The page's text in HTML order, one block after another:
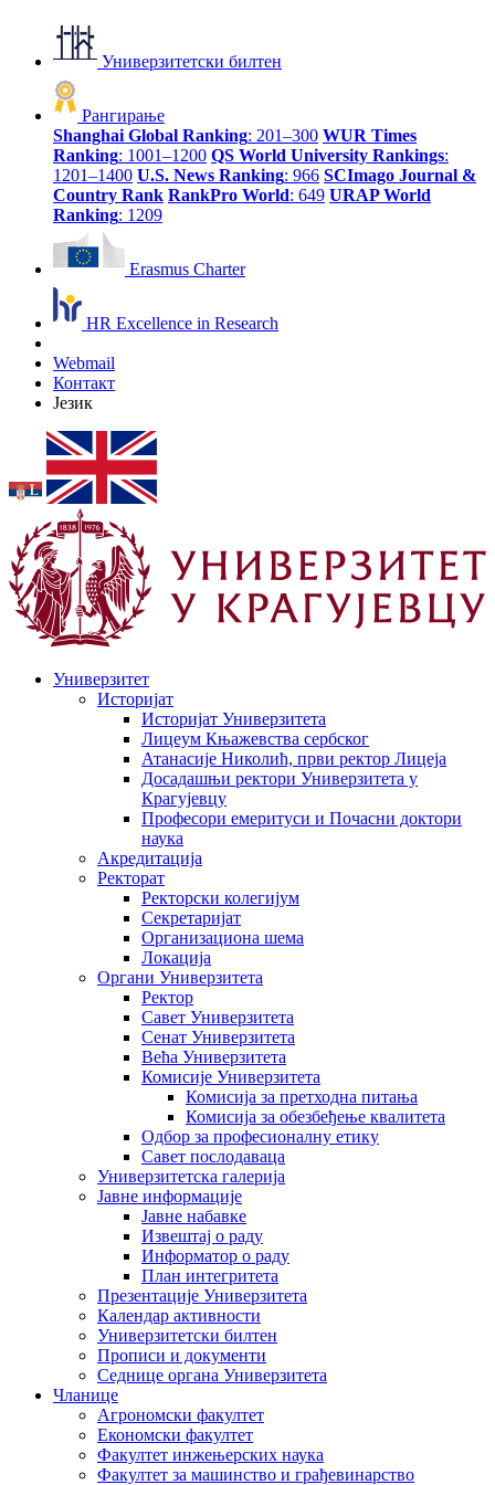
Универзитетски билтен
Рангирање
Shanghai Global Ranking: 201–300 WUR Times
Ranking: 1001–1200 QS World University Rankings:
1201–1400 U.S. News Ranking: 966 SCImago Journal &
Country Rank RankPro World: 649 URAP World
Ranking: 1209
Erasmus Charter
HR Excellence in Research
Webmail
Контакт
Језик
Универзитет
Историјат
Историјат Универзитета
Лицеум Књажевства сербског
Атанасије Николић, први ректор Лицеја
Досадашњи ректори Универзитета у
Крагујевцу
Професори емеритуси и Почасни доктори
наука
Акредитација
Ректорат
Ректорски колегијум
Секретаријат
Организациона шема
Локација
Органи Универзитета
Ректор
Савет Универзитета
Сенат Универзитета
Већа Универзитета
Комисије Универзитета
Комисија за претходна питања
Комисија за обезбеђење квалитета
Одбор за професионалну етику
Савет послодаваца
Универзитетска галерија
Јавне информације
Јавне набавке
Извештај о раду
Информатор о раду
План интегритета
Презентације Универзитета
Календар активности
Универзитетски билтен
Прописи и документи
Седнице органа Универзитета
Чланице
Агрономски факултет
Економски факултет
Факултет инжењерских наука
Факултет за машинство и грађевинарство